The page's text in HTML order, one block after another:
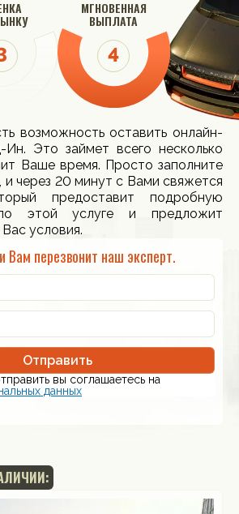
МГНОВЕННАЯ
ВЫПЛАТА
возможность оставить онлайн-
Ин. Это займет всего несколько
Ваше время. Просто заполните
через 20 минут с Вами свяжется
предоставит подробную
по этой услуге и предложит
условия.
Вам перезвонит наш эксперт.
Отправить
вы соглашаетесь на
данных